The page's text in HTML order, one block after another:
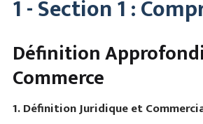
1 - Section 1 :
Définition
Commerce
1. Définition Juridique et